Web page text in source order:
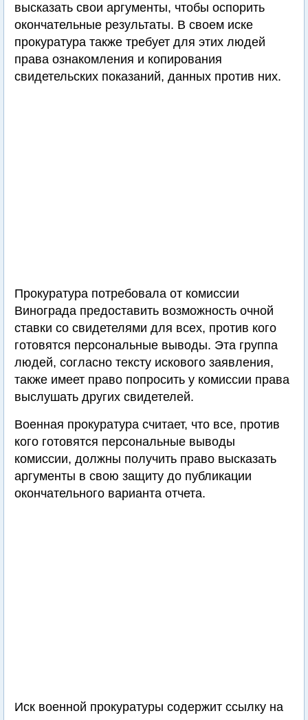
высказать свои аргументы, чтобы оспорить
окончательные результаты. В своем иске
прокуратура также требует для этих людей
права ознакомления и копирования
свидетельских показаний, данных против них.
Прокуратура потребовала от комиссии
Винограда предоставить возможность очной
ставки со свидетелями для всех, против кого
готовятся персональные выводы. Эта группа
людей, согласно тексту искового заявления,
также имеет право попросить у комиссии права
выслушать других свидетелей.
Военная прокуратура считает, что все, против
кого готовятся персональные выводы
комиссии, должны получить право высказать
аргументы в свою защиту до публикации
окончательного варианта отчета.
Иск военной прокуратуры содержит ссылку на